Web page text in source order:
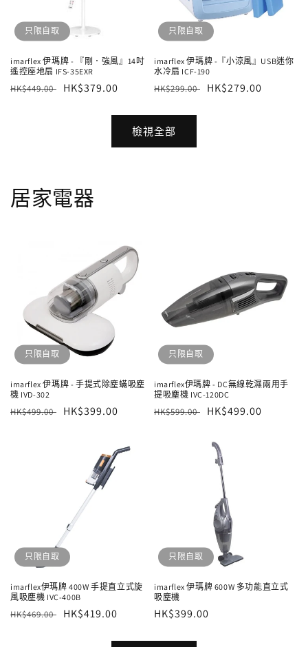
只限自取
imarflex 伊瑪牌 - 『剛．強風』14吋
遙控座地扇 IFS-35EXR
定
HK$449.00
售
HK$379.00
只限自取
imarflex 伊瑪牌 -『小涼風』USB迷你
水冷扇 ICF-190
定
HK$299.00
售
HK$279.00
檢視全部
居家電器
只限自取
imarflex 伊瑪牌 - 手提式除塵蟎吸塵
機 IVD-302
定
HK$499.00
售
HK$399.00
只限自取
imarflex伊瑪牌 - DC無線乾濕兩用手
提吸塵機 IVC-120DC
定
HK$599.00
售
HK$499.00
只限自取
imarflex伊瑪牌 400W 手提直立式旋
風吸塵機 IVC-400B
定
HK$469.00
售
HK$419.00
只限自取
imarflex 伊瑪牌 600W 多功能直立式
吸塵機
定
HK$399.00